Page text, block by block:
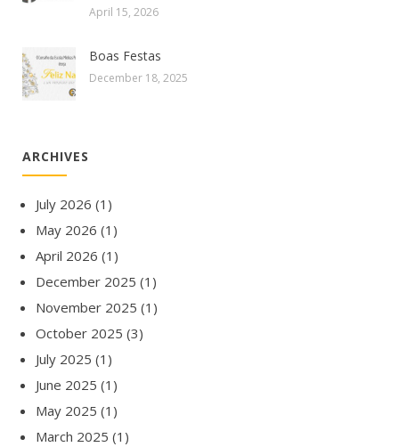
April 15, 2026
Boas Festas
December 18, 2025
ARCHIVES
July 2026 (1)
May 2026 (1)
April 2026 (1)
December 2025 (1)
November 2025 (1)
October 2025 (3)
July 2025 (1)
June 2025 (1)
May 2025 (1)
March 2025 (1)